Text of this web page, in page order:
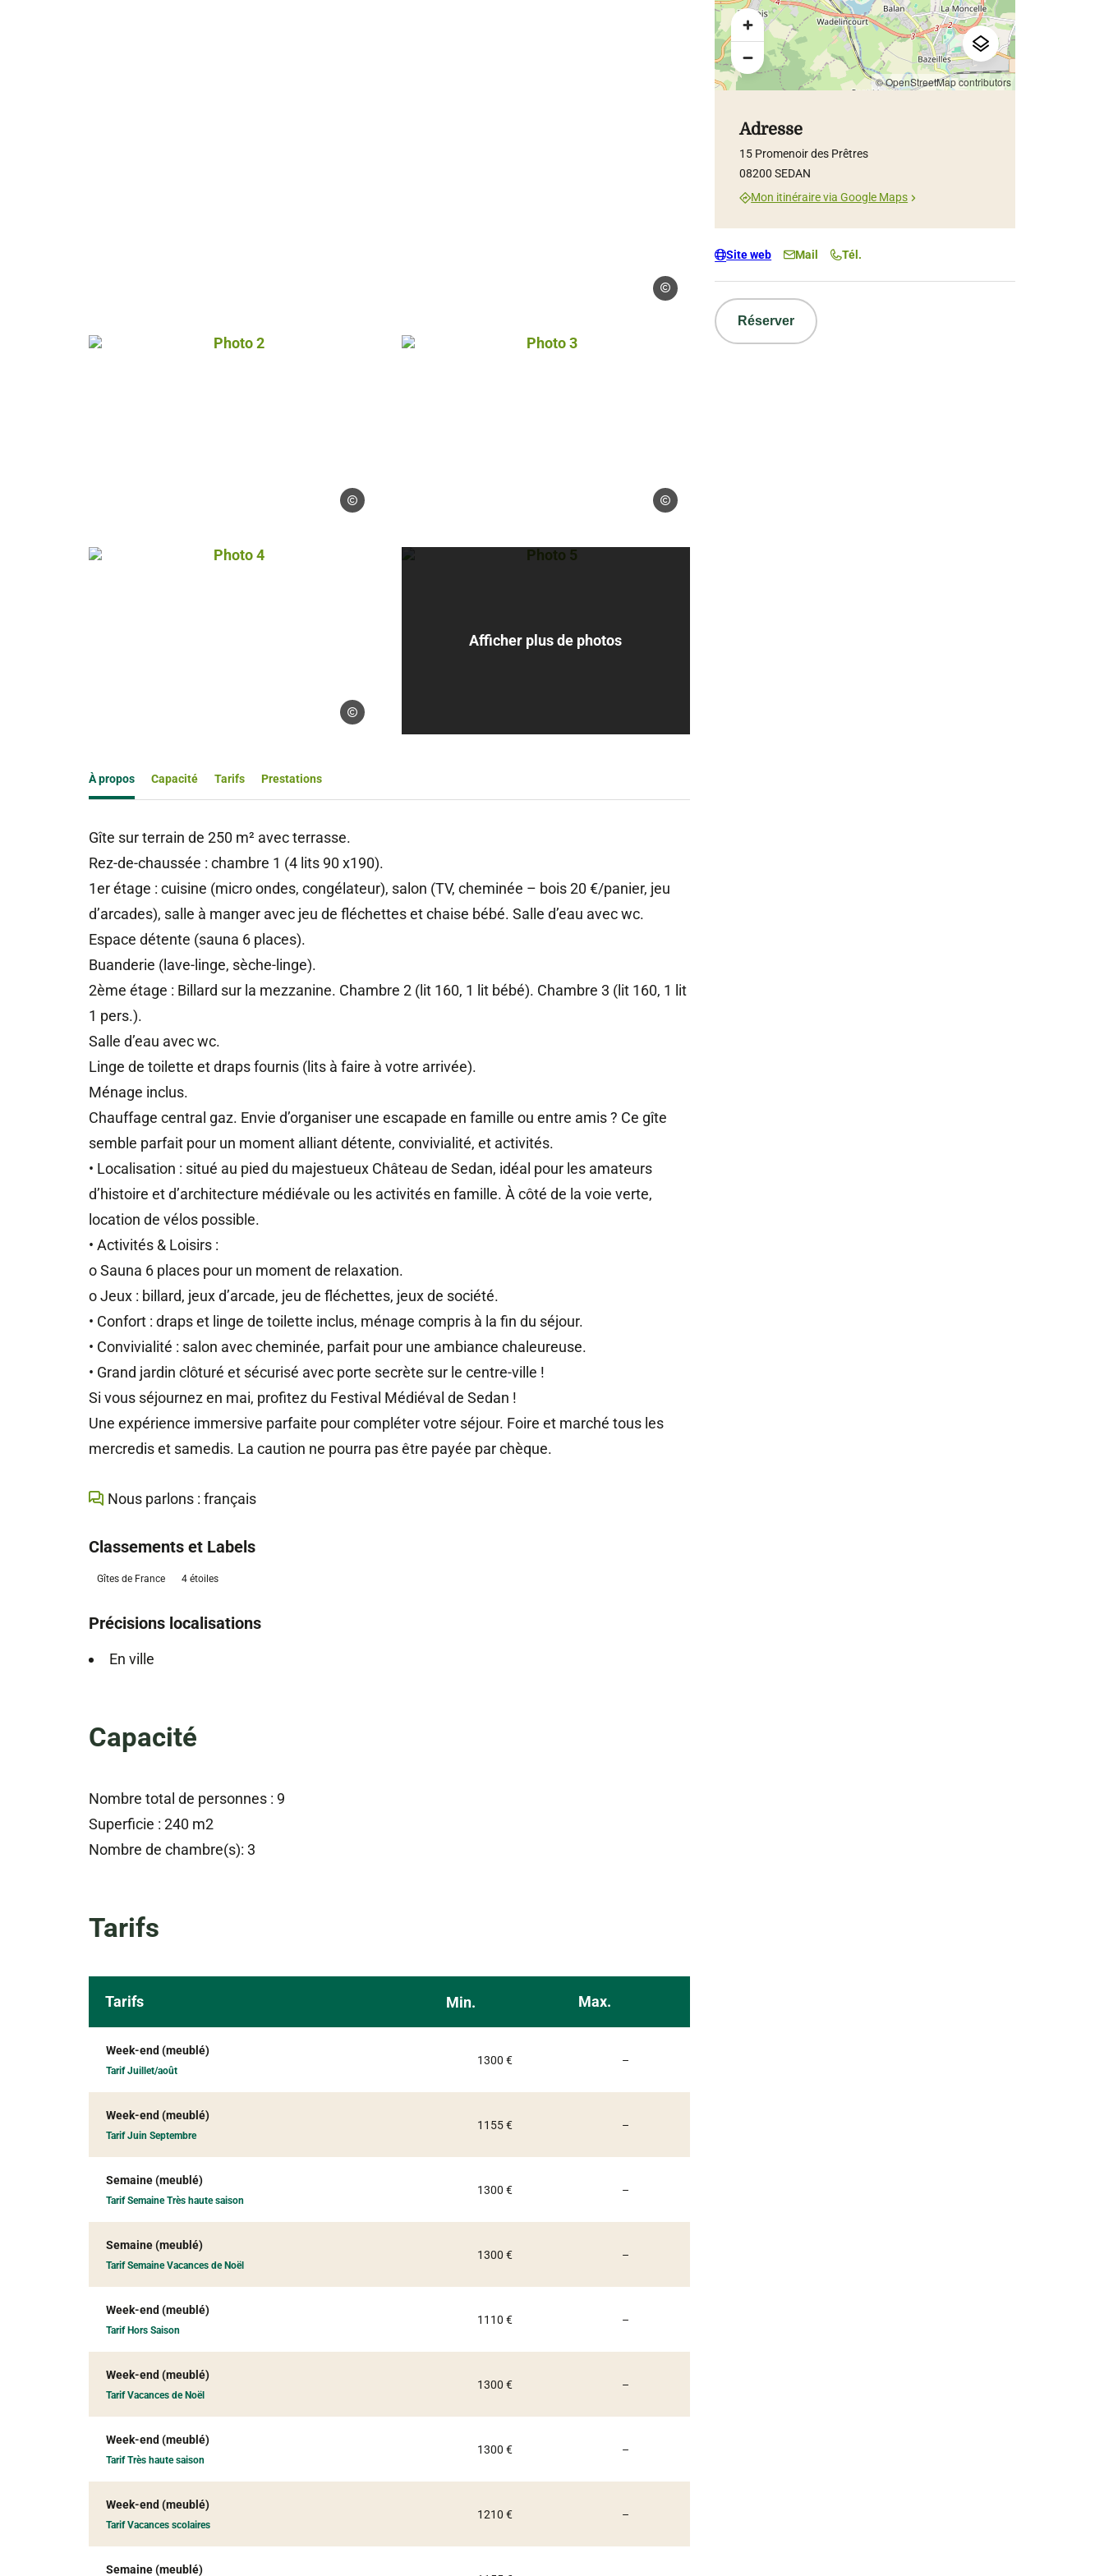
Gérés
Photo 2, © Gérés
Gérés
Photo 3, © Gérés
Gérés
Photo 4, © Gérés
Gérés
Afficher plus de photos
Photo 5, © Gérés
À propos Capacité Tarifs Prestations
Gîte sur terrain de 250 m² avec terrasse.
Rez-de-chaussée : chambre 1 (4 lits 90 x190).
1er étage : cuisine (micro ondes, congélateur), salon (TV, cheminée – bois 20 €/panier, jeu
d’arcades), salle à manger avec jeu de fléchettes et chaise bébé. Salle d’eau avec wc.
Espace détente (sauna 6 places).
Buanderie (lave-linge, sèche-linge).
2ème étage : Billard sur la mezzanine. Chambre 2 (lit 160, 1 lit bébé). Chambre 3 (lit 160, 1 lit
1 pers.).
Salle d’eau avec wc.
Linge de toilette et draps fournis (lits à faire à votre arrivée).
Ménage inclus.
Chauffage central gaz. Envie d’organiser une escapade en famille ou entre amis ? Ce gîte
semble parfait pour un moment alliant détente, convivialité, et activités.
• Localisation : situé au pied du majestueux Château de Sedan, idéal pour les amateurs
d’histoire et d’architecture médiévale ou les activités en famille. À côté de la voie verte,
location de vélos possible.
• Activités & Loisirs :
o Sauna 6 places pour un moment de relaxation.
o Jeux : billard, jeux d’arcade, jeu de fléchettes, jeux de société.
• Confort : draps et linge de toilette inclus, ménage compris à la fin du séjour.
• Convivialité : salon avec cheminée, parfait pour une ambiance chaleureuse.
• Grand jardin clôturé et sécurisé avec porte secrète sur le centre-ville !
Si vous séjournez en mai, profitez du Festival Médiéval de Sedan !
Une expérience immersive parfaite pour compléter votre séjour. Foire et marché tous les
mercredis et samedis. La caution ne pourra pas être payée par chèque.
Nous parlons : français
Classements et Labels
Gîtes de France 4 étoiles
Précisions localisations
En ville
Capacité
Nombre total de personnes : 9
Superficie : 240 m2
Nombre de chambre(s): 3
Tarifs
Tarifs Min. Max.
Week-end (meublé)
Tarif Juillet/août
1300 € –
Week-end (meublé)
Tarif Juin Septembre
1155 € –
Semaine (meublé)
Tarif Semaine Très haute saison
1300 € –
Semaine (meublé)
Tarif Semaine Vacances de Noël
1300 € –
Week-end (meublé)
Tarif Hors Saison
1110 € –
Week-end (meublé)
Tarif Vacances de Noël
1300 € –
Week-end (meublé)
Tarif Très haute saison
1300 € –
Week-end (meublé)
Tarif Vacances scolaires
1210 € –
Semaine (meublé)
© OpenStreetMap contributors
Adresse
15 Promenoir des Prêtres
08200 SEDAN
Mon itinéraire via Google Maps
Site web Mail Tél.
Réserver